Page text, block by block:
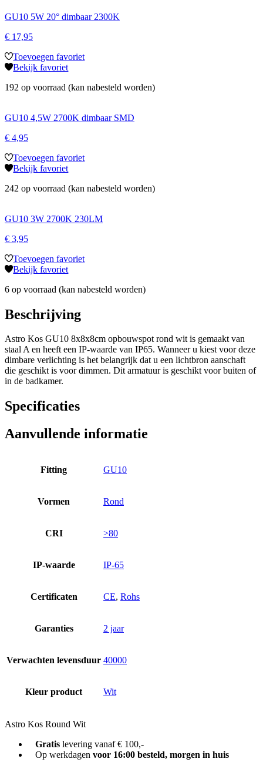
GU10 5W 20° dimbaar 2300K
€ 17,95
Toevoegen favoriet
Bekijk favoriet
192 op voorraad (kan nabesteld worden)
GU10 4,5W 2700K dimbaar SMD
€ 4,95
Toevoegen favoriet
Bekijk favoriet
242 op voorraad (kan nabesteld worden)
GU10 3W 2700K 230LM
€ 3,95
Toevoegen favoriet
Bekijk favoriet
6 op voorraad (kan nabesteld worden)
Beschrijving
Astro Kos GU10 8x8x8cm opbouwspot rond wit is gemaakt van
staal A en heeft een IP-waarde van IP65. Wanneer u kiest voor deze
dimbare verlichting is het belangrijk dat u een lichtbron aanschaft
die geschikt is voor dimmen. Dit armatuur is geschikt voor buiten of
in de badkamer.
Specificaties
Aanvullende informatie
Fitting GU10
Vormen Rond
CRI >80
IP-waarde IP-65
Certificaten CE, Rohs
Garanties 2 jaar
Verwachten levensduur 40000
Kleur product Wit
Astro Kos Round Wit
Gratislevering vanaf € 100,-
Op werkdagen voor 16:00 besteld, morgen in huis